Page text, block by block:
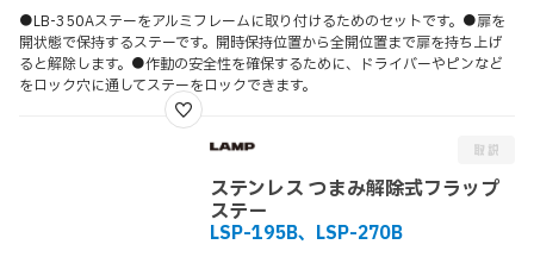
●LB-350Aステーをアルミフレームに取り付けるためのセットです。●扉を
開状態で保持するステーです。開時保持位置から全開位置まで扉を持ち上げ
ると解除します。●作動の安全性を確保するために、ドライバーやピンなど
をロック穴に通してステーをロックできます。
ステンレス つまみ解除式フラップ
ステー
LSP-195B、LSP-270B